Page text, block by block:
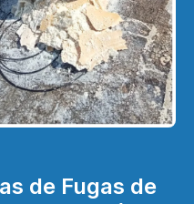
de Fugas de